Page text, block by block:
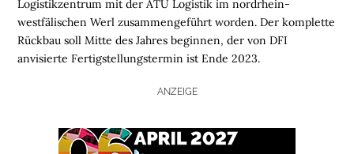
Logistikzentrum mit der ATU Logistik im nordrhein-
westfälischen Werl zusammengeführt worden. Der komplette
Rückbau soll Mitte des Jahres beginnen, der von DFI
anvisierte Fertigstellungstermin ist Ende 2023.
ANZEIGE